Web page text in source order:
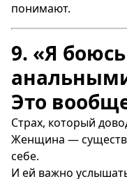
понимают.
9. «Я
Это
Страх, который
Женщина —
себе.
И ей важно